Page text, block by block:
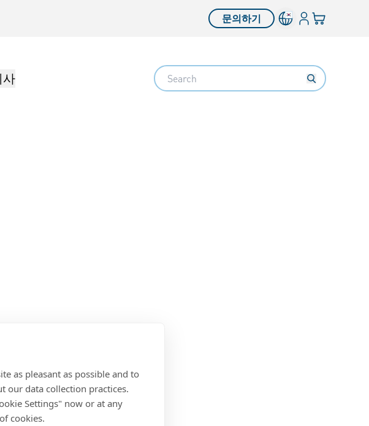
as pleasant as possible and to
our data collection practices.
Settings" now or at any
cookies.
문의하기 로그인장바구니
사 Search